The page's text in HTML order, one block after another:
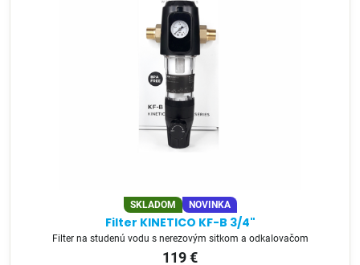
SKLADOM NOVINKA
Filter KINETICO KF-B 3/4"
Filter na studenú vodu s nerezovým sitkom a odkalovačom
119 €